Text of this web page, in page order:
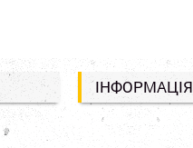
ІНФОРМАЦІЯ